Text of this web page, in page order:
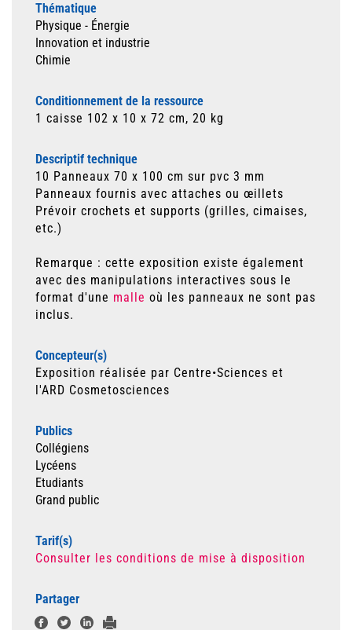
Thématique
Physique - Énergie
Innovation et industrie
Chimie
Conditionnement de la ressource
1 caisse 102 x 10 x 72 cm, 20 kg
Descriptif technique
10 Panneaux 70 x 100 cm sur pvc 3 mm
Panneaux fournis avec attaches ou œillets
Prévoir crochets et supports (grilles, cimaises,
etc.)
Remarque : cette exposition existe également
avec des manipulations interactives sous le
format d'une malle où les panneaux ne sont pas
inclus.
Concepteur(s)
Exposition réalisée par Centre•Sciences et
l'ARD Cosmetosciences
Publics
Collégiens
Lycéens
Etudiants
Grand public
Tarif(s)
Consulter les conditions de mise à disposition
Partager